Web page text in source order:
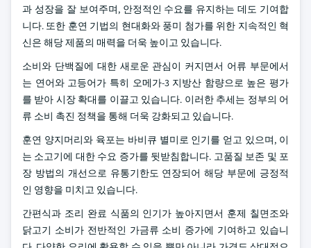
과 성장을 잘 보여주며, 안정적인 수요를 유지하는 데도 기여합
니다. 또한 훈연 기법의 현대화와 풍미 첨가를 위한 지속적인 혁
신은 해당 제품의 매력을 더욱 높이고 있습니다.
소비와 단백질에 대한 새로운 관심이 커지면서 어류 부문에서
는 연어와 고등어가 특히 오메가-3 지방산 함량으로 높은 평가
를 받아 시장 확대를 이끌고 있습니다. 이러한 추세는 정부의 어
류 소비 촉진 정책을 통해 더욱 강화되고 있습니다.
훈연 양지머리와 육포는 바비큐 별미로 인기를 얻고 있으며, 이
는 소고기에 대한 수요 증가를 뒷받침합니다. 고품질 보존 및 포
장 방법의 개선으로 유통기한도 연장되어 해당 부문에 긍정적
인 영향을 미치고 있습니다.
간편식과 조리 완료 식품의 인기가 높아지면서 훈제 칠면조와
닭고기 소비가 전반적인 가금류 소비 증가에 기여하고 있습니